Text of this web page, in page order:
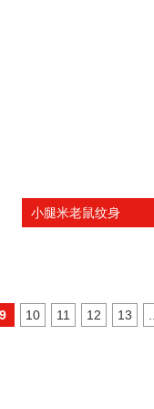
小腿米老鼠纹身
9 10 11 12 13